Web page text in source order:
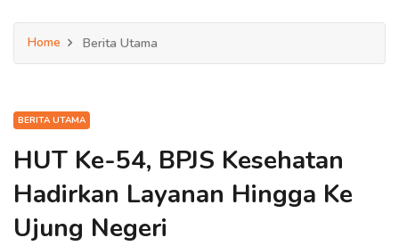
Home Berita Utama
BERITA UTAMA
HUT Ke-54, BPJS Kesehatan
Hadirkan Layanan Hingga Ke
Ujung Negeri